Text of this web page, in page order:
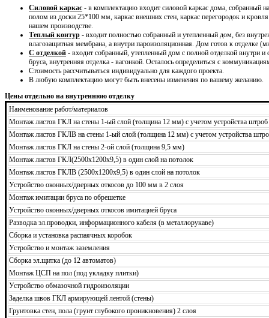
Силовой каркас - в комплектацию входит силовой каркас дома, собранный
полом из доски 25*100 мм, каркас внешних стен, каркас перегородок и
нашем производстве.
Теплый контур - входит полностью собранный и утепленный дом, без
влагозащитная мембрана, а внутри пароизоляционная. Дом готов к отделке
С отделкой - входит собранный, утепленный дом с полной отделкой внутри
бруса, внутренняя отделка - вагонкой. Осталось определиться с
Стоимость рассчитываться индивидуально для каждого проекта.
В любую комплектацию могут быть внесены изменения по вашему желанию.
Цены отдельно на внутреннюю отделку
Наименование работ/материалов
Монтаж листов ГКЛ на стены 1-ый слой (толщина 12 мм) с учетом устройства штроб
Монтаж листов ГКЛВ на стены 1-ый слой (толщина 12 мм) с учетом устройства
Монтаж листов ГКЛ на стены 2-ой слой (толщина 9,5 мм)
Монтаж листов ГКЛ(2500х1200х9,5) в один слой на потолок
Монтаж листов ГКЛВ (2500х1200х9,5) в один слой на потолок
Устройство оконных/дверных откосов до 100 мм в 2 слоя
Монтаж имитации бруса по обрешетке
Устройство оконных/дверных откосов имитацией бруса
Разводка эл.проводки, информационного кабеля (в металлорукаве)
Сборка и установка распаячных коробок
Устройство и монтаж заземления
Сборка эл.щитка (до 12 автоматов)
Монтаж ЦСП на пол (под укладку плитки)
Устройство обмазочной гидроизоляции
Заделка швов ГКЛ армирующей лентой (стены)
Грунтовка стен, пола (грунт глубокого проникновения) 2 слоя